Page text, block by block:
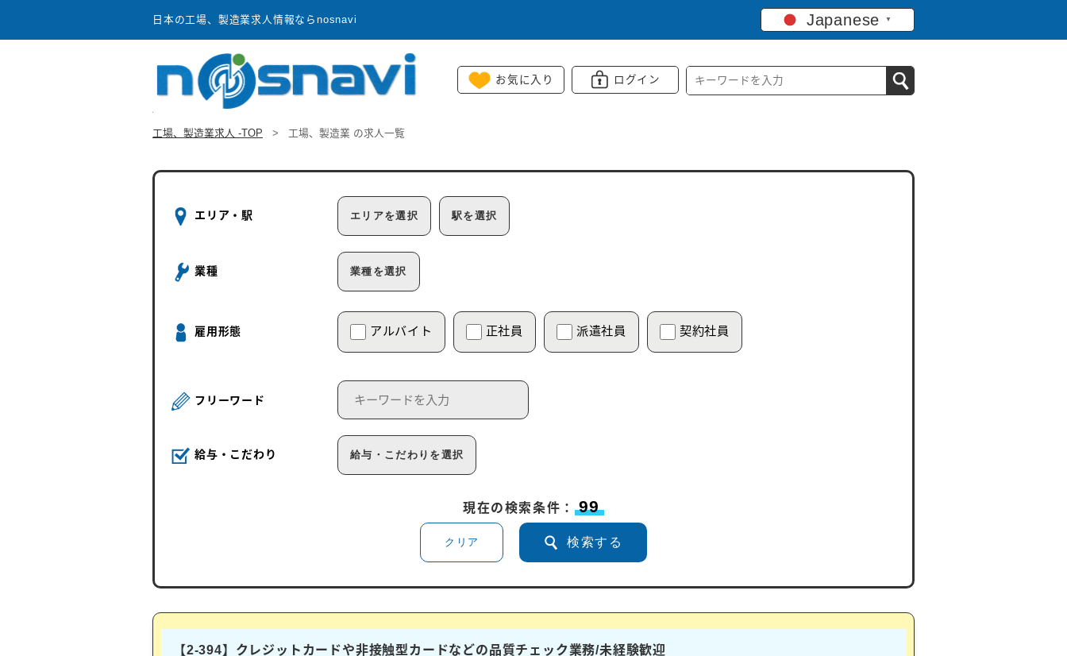
日本の工場、製造業求人情報ならnosnavi Japanese ▼
お気に入り ログイン
工場、製造業求人 -TOP > 工場、製造業 の求人一覧
エリア・駅 エリアを選択 駅を選択
業種 業種を選択
雇用形態 アルバイト 正社員 派遣社員 契約社員
フリーワード
給与・こだわり 給与・こだわりを選択
現在の検索条件： 99
クリア 検索する
【2-394】クレジットカードや非接触型カードなどの品質チェック業務/未経験歓迎